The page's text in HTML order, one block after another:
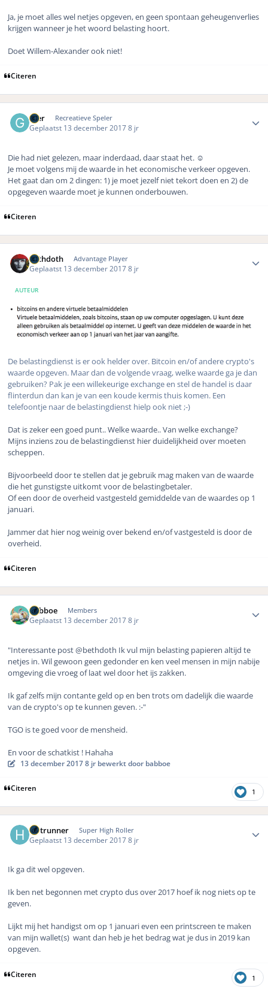
Ja, je moet alles wel netjes opgeven, en geen spontaan geheugenverlies
krijgen wanneer je het woord belasting hoort.
Doet Willem-Alexander ook niet!
Citeren
Gier Recreatieve Speler
Geplaatst 13 december 20178 jr
Die had niet gelezen, maar inderdaad, daar staat het. ☺️
Je moet volgens mij de waarde in het economische verkeer opgeven.
Het gaat dan om 2 dingen: 1) je moet jezelf niet tekort doen en 2) de
opgegeven waarde moet je kunnen onderbouwen.
Citeren
bethdoth Advantage Player
Geplaatst 13 december 20178 jr
AUTEUR
De belastingdienst is er ook helder over. Bitcoin en/of andere crypto's
waarde opgeven. Maar dan de volgende vraag, welke waarde ga je dan
gebruiken? Pak je een willekeurige exchange en stel de handel is daar
flinterdun dan kan je van een koude kermis thuis komen. Een
telefoontje naar de belastingdienst hielp ook niet ;-)
Dat is zeker een goed punt.. Welke waarde.. Van welke exchange?
Mijns inziens zou de belastingdienst hier duidelijkheid over moeten
scheppen.
Bijvoorbeeld door te stellen dat je gebruik mag maken van de waarde
die het gunstigste uitkomt voor de belastingbetaler.
Of een door de overheid vastgesteld gemiddelde van de waardes op 1
januari.
Jammer dat hier nog weinig over bekend en/of vastgesteld is door de
overheid.
Citeren
babboe Members
Geplaatst 13 december 20178 jr
"Interessante post @bethdoth Ik vul mijn belasting papieren altijd te
netjes in. Wil gewoon geen gedonder en ken veel mensen in mijn nabije
omgeving die vroeg of laat wel door het ijs zakken.
Ik gaf zelfs mijn contante geld op en ben trots om dadelijk die waarde
van de crypto's op te kunnen geven. :-"
TGO is te goed voor de mensheid.
En voor de schatkist ! Hahaha
13 december 20178 jr bewerkt door babboe
Citeren 1
Hotrunner Super High Roller
Geplaatst 13 december 20178 jr
Ik ga dit wel opgeven.
Ik ben net begonnen met crypto dus over 2017 hoef ik nog niets op te
geven.
Lijkt mij het handigst om op 1 januari even een printscreen te maken
van mijn wallet(s) want dan heb je het bedrag wat je dus in 2019 kan
opgeven.
Citeren 1